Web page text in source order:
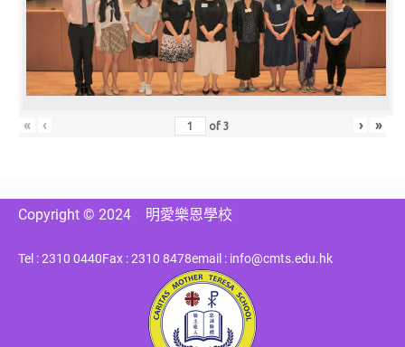
« ‹ of3 › »
Copyright © 2024 明愛樂恩學校
Tel : 2310 0440Fax : 2310 8478email : info@cmts.edu.hk